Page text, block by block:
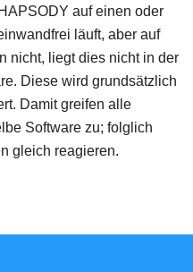
auf einen oder
läuft, aber auf
nicht, liegt dies nicht in der
Diese wird grundsätzlich
Damit greifen alle
Software zu; folglich
gleich reagieren.